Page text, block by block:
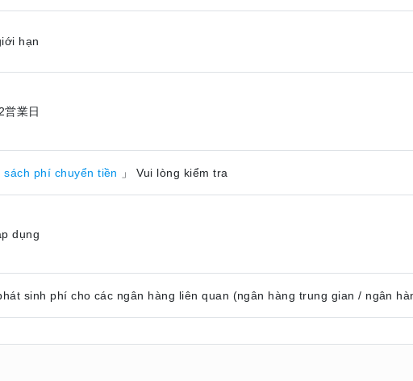
hạn
営業日
sách phí chuyển tiền 」 Vui lòng kiểm tra
dụng
sinh phí cho các ngân hàng liên quan (ngân hàng trung gian / ngân